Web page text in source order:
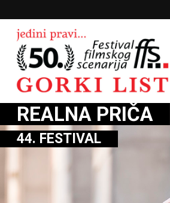
REALNA PRIČA
44. FESTIVAL